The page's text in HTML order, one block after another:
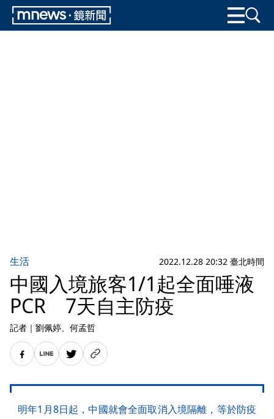
生活 2022.12.28 20:32 臺北時間
中國入境旅客1/1起全面唾液
PCR 7天自主防疫
記者 ｜ 劉佩婷、何孟哲
明年1月8日起，中國就會全面取消入境隔離，等於防疫